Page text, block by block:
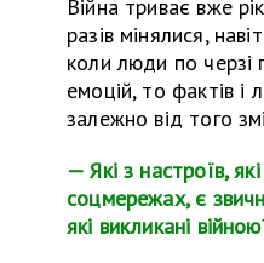
Війна триває вже
разів мінялися,
коли люди по черзі
емоцій, то фактів і
залежно від того
— Які з настроїв,
соцмережах, є
які викликані